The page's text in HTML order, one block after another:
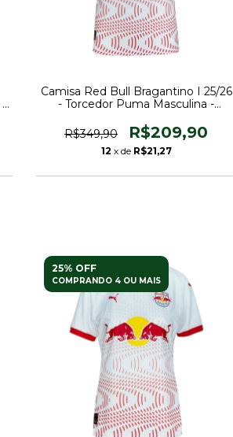
-
Camisa Red Bull Bragantino I 25/26
- Torcedor Puma Masculina -
e Com Patrocínio
R$349,90 R$209,90
12 x de R$21,27
25% OFF
COMPRANDO 4 OU MAIS